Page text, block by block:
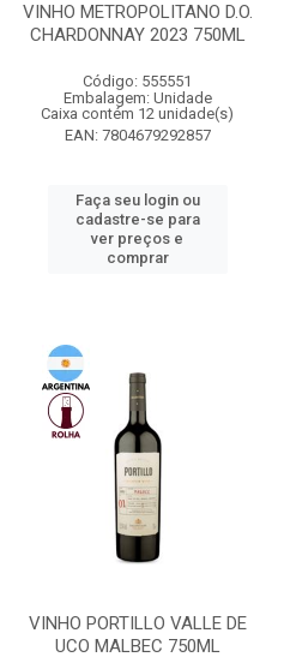
VINHO METROPOLITANO D.O.
CHARDONNAY 2023 750ML
Código: 555551
Embalagem: Unidade
Caixa contém 12 unidade(s)
EAN: 7804679292857
Faça seu login ou
cadastre-se para
ver preços e
comprar
VINHO PORTILLO VALLE DE
UCO MALBEC 750ML